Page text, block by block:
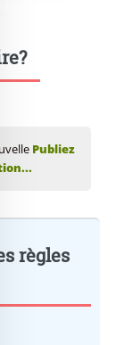
Publiez
règles